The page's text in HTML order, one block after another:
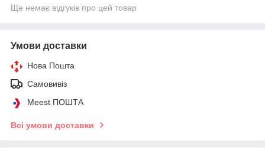
Ще немає відгуків про цей товар
Умови доставки
Нова Пошта
Самовивіз
Meest ПОШТА
Всі умови доставки